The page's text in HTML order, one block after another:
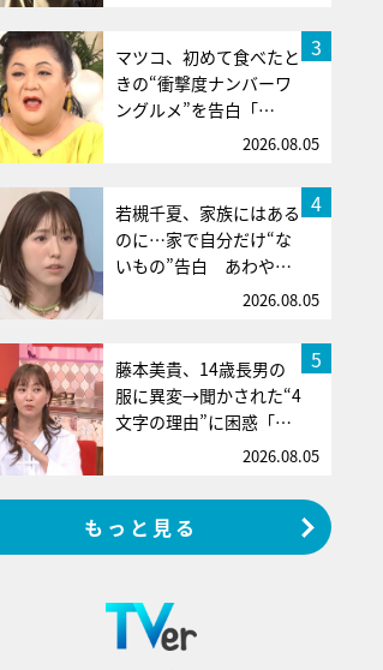
3
マツコ、初めて食べたと
きの“衝撃度ナンバーワ
ングルメ”を告白「…
2026.08.05
4
若槻千夏、家族にはある
のに…家で自分だけ“な
いもの”告白 あわや…
2026.08.05
5
藤本美貴、14歳長男の
服に異変→聞かされた“4
文字の理由”に困惑「…
2026.08.05
もっと見る